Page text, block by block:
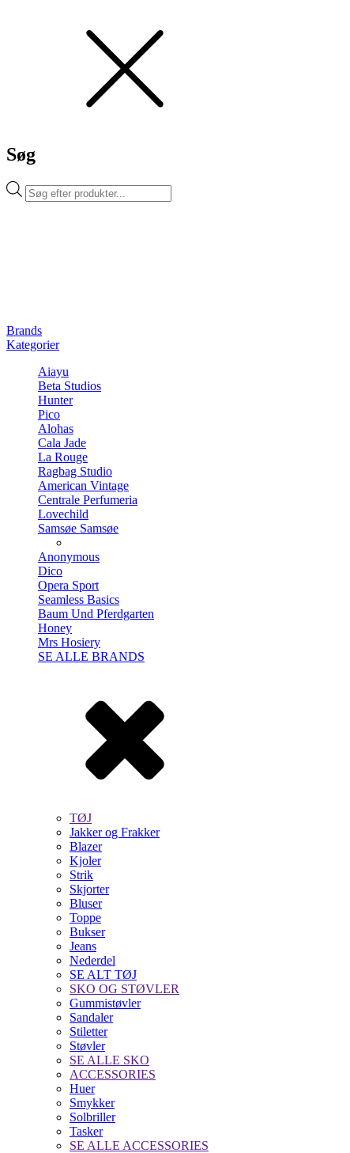
Søg
Products
search
Brands
Kategorier
Aiayu
Beta Studios
Hunter
Pico
Alohas
Cala Jade
La Rouge
Ragbag Studio
American Vintage
Centrale Perfumeria
Lovechild
Samsøe Samsøe
Anonymous
Dico
Opera Sport
Seamless Basics
Baum Und Pferdgarten
Honey
Mrs Hosiery
SE ALLE BRANDS
TØJ
Jakker og Frakker
Blazer
Kjoler
Strik
Skjorter
Bluser
Toppe
Bukser
Jeans
Nederdel
SE ALT TØJ
SKO OG STØVLER
Gummistøvler
Sandaler
Stiletter
Støvler
SE ALLE SKO
ACCESSORIES
Huer
Smykker
Solbriller
Tasker
SE ALLE ACCESSORIES